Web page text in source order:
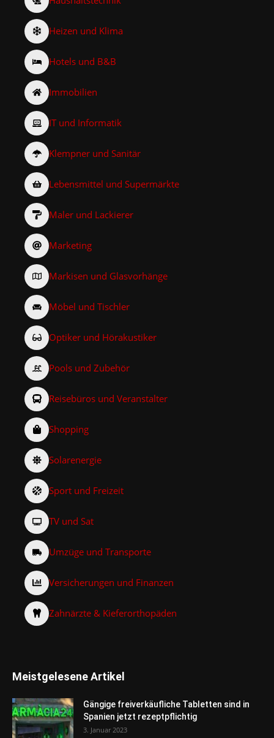
Heizen und Klima
Hotels und B&B
Immobilien
IT und Informatik
Klempner und Sanitär
Lebensmittel und Supermärkte
Maler und Lackierer
Marketing
Markisen und Glasvorhänge
Möbel und Tischler
Optiker und Hörakustiker
Pools und Zubehör
Reisebüros und Veranstalter
Shopping
Solarenergie
Sport und Freizeit
TV und Sat
Umzüge und Transporte
Versicherungen und Finanzen
Zahnärzte & Kieferorthopäden
Meistgelesene Artikel
Gängige freiverkäufliche Tabletten sind in
Spanien jetzt rezeptpflichtig
3. Januar 2023